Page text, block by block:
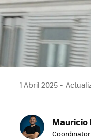
1 Abril 2025
Mauricio
Coordinator